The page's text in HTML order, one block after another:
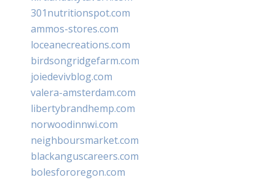
301nutritionspot.com
ammos-stores.com
loceanecreations.com
birdsongridgefarm.com
joiedevivblog.com
valera-amsterdam.com
libertybrandhemp.com
norwoodinnwi.com
neighboursmarket.com
blackanguscareers.com
bolesfororegon.com